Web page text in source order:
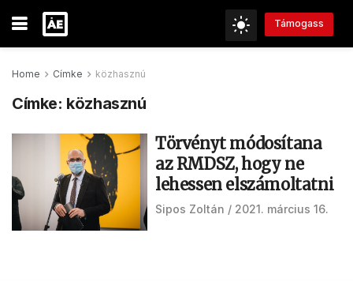
Támogass
Home Címke közhasznú
Címke: közhasznú
Törvényt módosítana
az RMDSZ, hogy ne
lehessen elszámoltatni
Sipos Zoltán 2021. március 16.